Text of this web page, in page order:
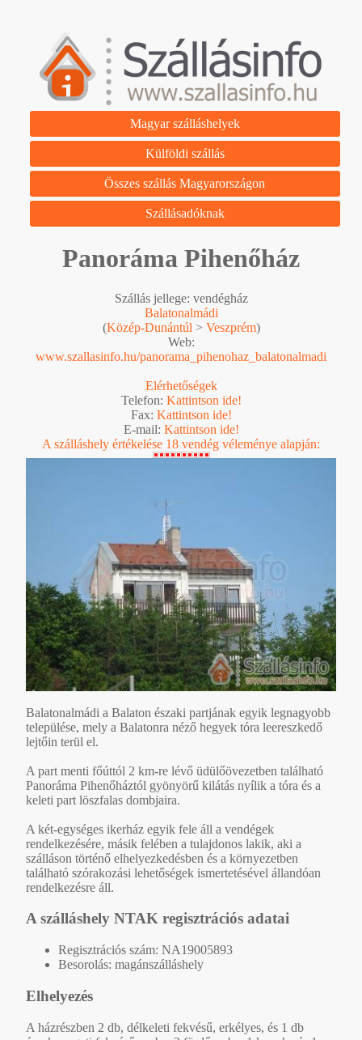
Magyar szálláshelyek
Külföldi szállás
Összes szállás Magyarországon
Szállásadóknak
Panoráma Pihenőház
Szállás jellege: vendégház
Balatonalmádi
(Közép-Dunántúl > Veszprém)
Web:
www.szallasinfo.hu/panorama_pihenohaz_balatonalmadi
Elérhetőségek
Telefon: Kattintson ide!
Fax: Kattintson ide!
E-mail: Kattintson ide!
A szálláshely értékelése 18 vendég véleménye alapján:
Balatonalmádi a Balaton északi partjának egyik legnagyobb
települése, mely a Balatonra néző hegyek tóra leereszkedő
lejtőin terül el.
A part menti főúttól 2 km-re lévő üdülőövezetben található
Panoráma Pihenőháztól gyönyörű kilátás nyílik a tóra és a
keleti part löszfalas dombjaira.
A két-egységes ikerház egyik fele áll a vendégek
rendelkezésére, másik felében a tulajdonos lakik, aki a
szálláson történő elhelyezkedésben és a környezetben
található szórakozási lehetőségek ismertetésével állandóan
rendelkezésre áll.
A szálláshely NTAK regisztrációs adatai
Regisztrációs szám: NA19005893
Besorolás: magánszálláshely
Elhelyezés
A házrészben 2 db, délkeleti fekvésű, erkélyes, és 1 db